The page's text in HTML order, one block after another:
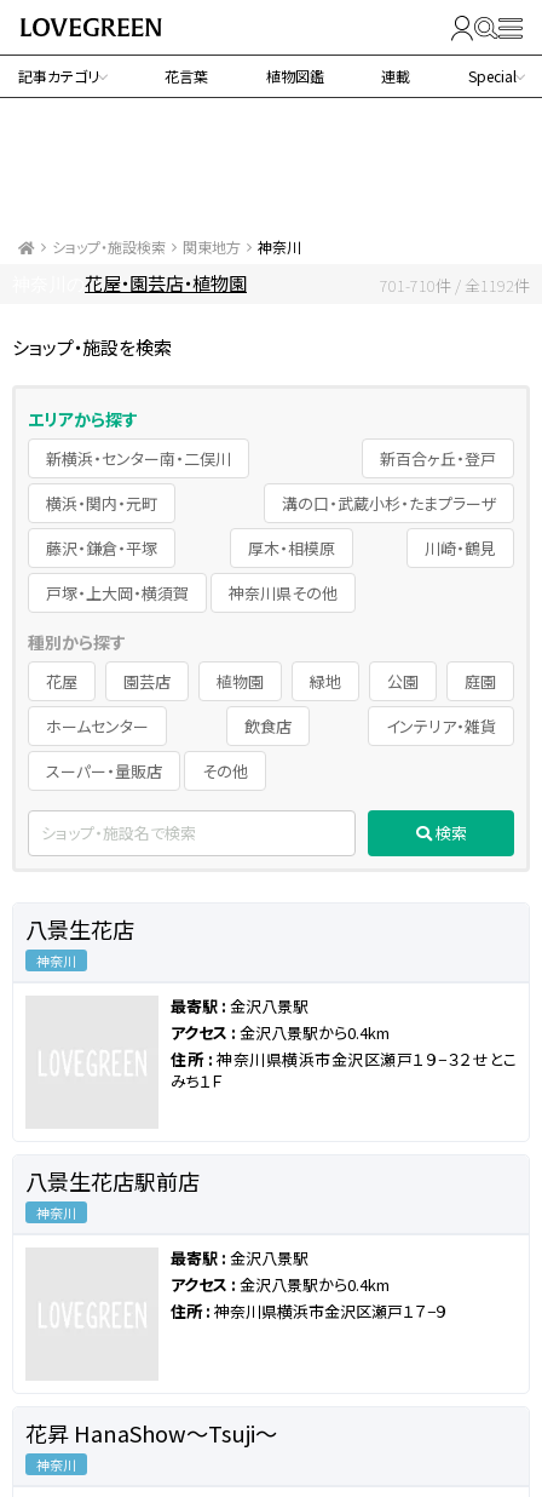
記事カテゴリ 花言葉 植物図鑑 連載 Special
ショップ・施設検索 関東地方
神奈川
花屋・園芸店・植物園 701-710件 / 全1192件
ショップ・施設を検索
エリアから探す
新横浜・センター南・二俣川
新百合ヶ丘・登戸
横浜・関内・元町
溝の口・武蔵小杉・たまプラーザ
藤沢・鎌倉・平塚
厚木・相模原
川崎・鶴見
戸塚・上大岡・横須賀
神奈川県その他
種別から探す
花屋 園芸店 植物園 緑地 公園
庭園
ホームセンター
飲食店
インテリア・雑貨
スーパー・量販店
その他
検索
八景生花店
神奈川
最寄駅 : 金沢八景駅
アクセス : 金沢八景駅から0.4km
住所 :神奈川県横浜市金沢区瀬戸１９−３２せとこ
みち１Ｆ
八景生花店駅前店
神奈川
最寄駅 : 金沢八景駅
アクセス : 金沢八景駅から0.4km
住所 : 神奈川県横浜市金沢区瀬戸１７−９
花昇 HanaShow〜Tsuji〜
神奈川